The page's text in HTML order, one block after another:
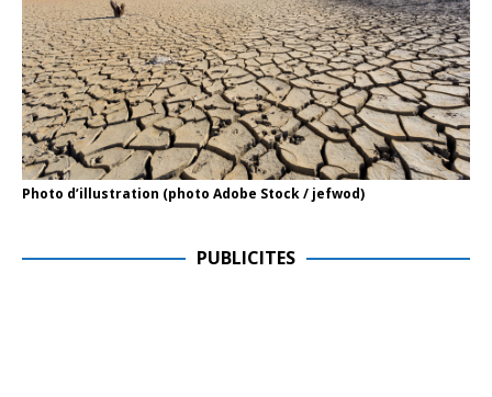
Photo d’illustration (photo Adobe Stock / jefwod)
PUBLICITES